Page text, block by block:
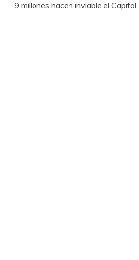
9 millones hacen inviable el Capitol